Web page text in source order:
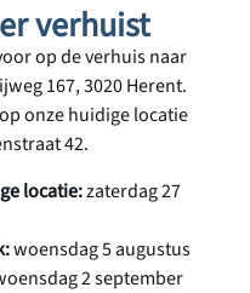
verhuist
op de verhuis naar
167, 3020 Herent.
onze huidige locatie
42.
locatie:zaterdag 27
woensdag 5 augustus
2 september